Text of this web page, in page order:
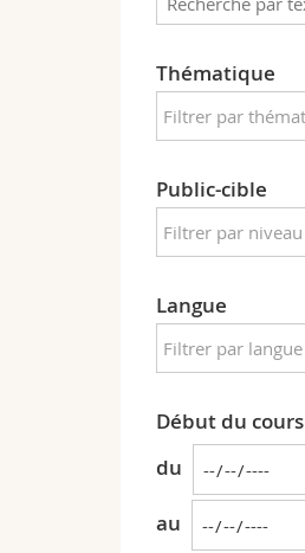
Thématique
Public-cible
Langue
Début du cours
du
au